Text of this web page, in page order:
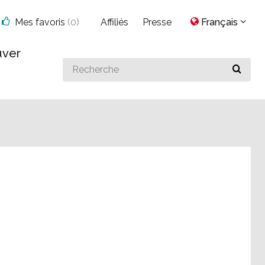
Search
for
Mes favoris (0) Affiliés Presse Français